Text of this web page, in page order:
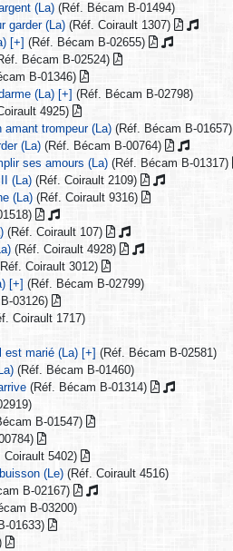
(La) (Réf. Bécam B-01494)
garder (La) (Réf. Coirault 1307)
[+] (Réf. Bécam B-02655)
Bécam B-02524)
B-01346)
(La) [+] (Réf. Bécam B-02798)
4925)
amant trompeur (La) (Réf. Bécam B-01657)
(La) (Réf. Bécam B-00764)
ses amours (La) (Réf. Bécam B-01317)
(La) (Réf. Coirault 2109)
(La) (Réf. Coirault 9316)
(Réf. Coirault 107)
(Réf. Coirault 4928)
Coirault 3012)
[+] (Réf. Bécam B-02799)
03126)
Coirault 1717)
est marié (La) [+] (Réf. Bécam B-02581)
(Réf. Bécam B-01460)
(Réf. Bécam B-01314)
B-01547)
Coirault 5402)
(Le) (Réf. Coirault 4516)
B-02167)
B-03200)
01633)